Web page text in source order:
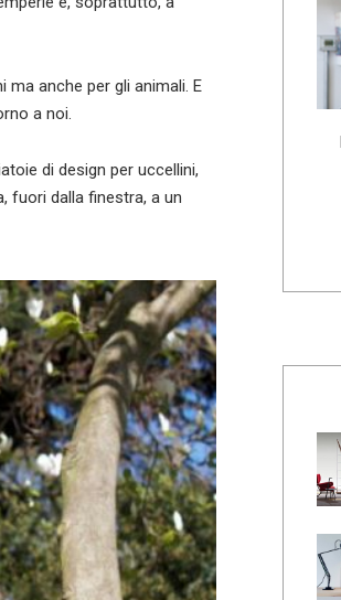
anche per gli animali. E
a noi.
di design per uccellini,
fuori dalla finestra, a un